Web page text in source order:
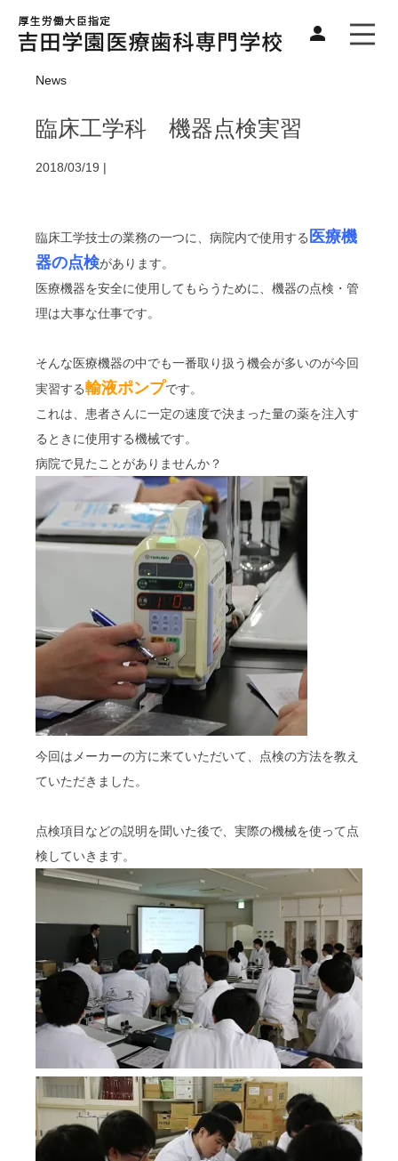
News
臨床工学科 機器点検実習
2018/03/19 |
臨床工学技士の業務の一つに、病院内で使用する 医療機
器の点検があります。
医療機器を安全に使用してもらうために、機器の点検・管
理は大事な仕事です。
そんな医療機器の中でも一番取り扱う機会が多いのが今回
実習する輸液ポンプです。
これは、患者さんに一定の速度で決まった量の薬を注入す
るときに使用する機械です。
病院で見たことがありませんか？
今回はメーカーの方に来ていただいて、点検の方法を教え
ていただきました。
点検項目などの説明を聞いた後で、実際の機械を使って点
検していきます。